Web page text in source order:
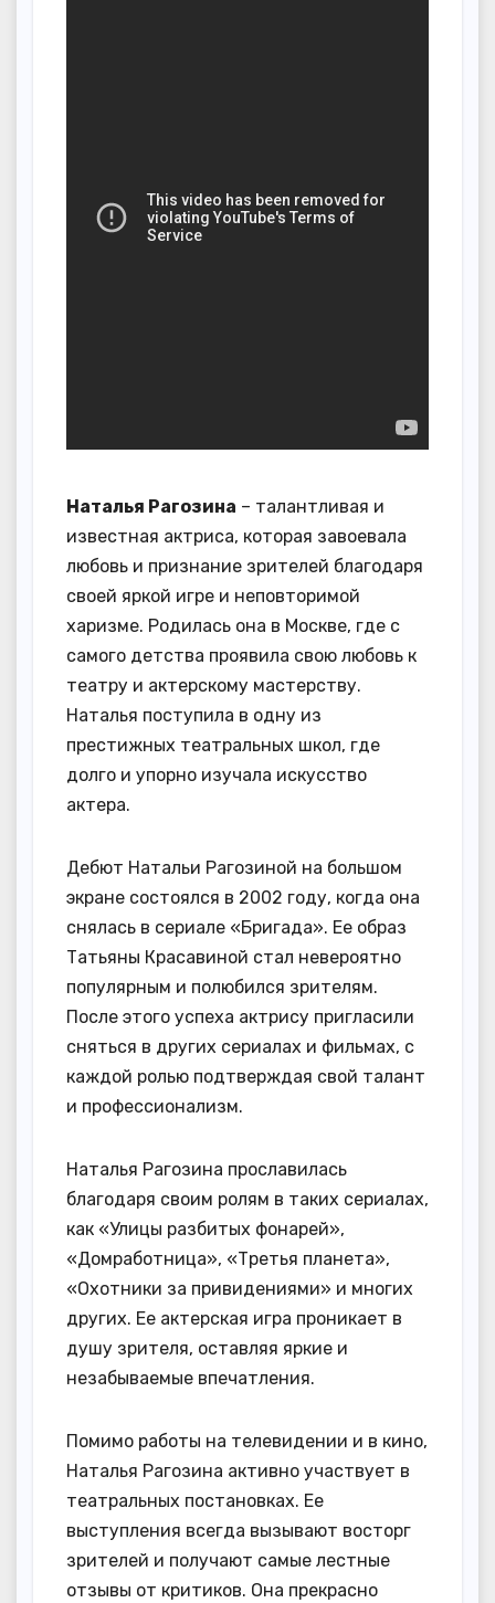
Наталья Рагозина – талантливая и
известная актриса, которая завоевала
любовь и признание зрителей благодаря
своей яркой игре и неповторимой
харизме. Родилась она в Москве, где с
самого детства проявила свою любовь к
театру и актерскому мастерству.
Наталья поступила в одну из
престижных театральных школ, где
долго и упорно изучала искусство
актера.
Дебют Натальи Рагозиной на большом
экране состоялся в 2002 году, когда она
снялась в сериале «Бригада». Ее образ
Татьяны Красавиной стал невероятно
популярным и полюбился зрителям.
После этого успеха актрису пригласили
сняться в других сериалах и фильмах, с
каждой ролью подтверждая свой талант
и профессионализм.
Наталья Рагозина прославилась
благодаря своим ролям в таких сериалах,
как «Улицы разбитых фонарей»,
«Домработница», «Третья планета»,
«Охотники за привидениями» и многих
других. Ее актерская игра проникает в
душу зрителя, оставляя яркие и
незабываемые впечатления.
Помимо работы на телевидении и в кино,
Наталья Рагозина активно участвует в
театральных постановках. Ее
выступления всегда вызывают восторг
зрителей и получают самые лестные
отзывы от критиков. Она прекрасно